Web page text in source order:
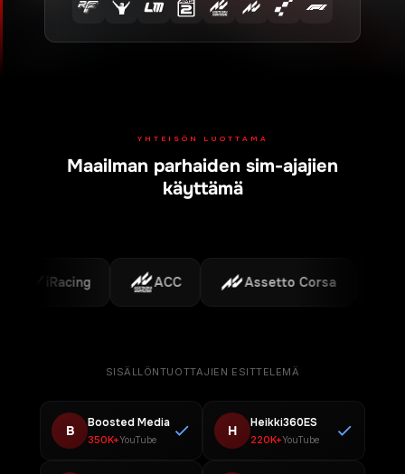
Tuetut alustat
YHTEISÖN LUOTTAMA
Maailman parhaiden sim-ajajien
käyttämä
iRacing ACC Assetto Corsa
SISÄLLÖNTUOTTAJIEN ESITTELEMÄ
B Boosted Media
350K+YouTube
H Heikki360ES
220K+YouTube